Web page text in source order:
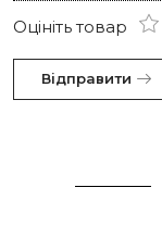
Оцініть товар
Відправити